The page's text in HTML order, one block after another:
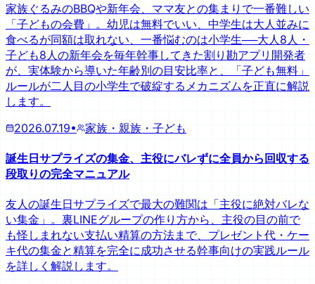
家族ぐるみのBBQや新年会、ママ友との集まりで一番難しい
「子どもの会費」。幼児は無料でいい、中学生は大人並みに
食べるが同額は取れない、一番悩むのは小学生──大人8人・
子ども8人の新年会を毎年幹事してきた割り勘アプリ開発者
が、実体験から導いた年齢別の目安比率と、「子ども無料」
ルールが二人目の小学生で破綻するメカニズムを正直に解説
します。
2026.07.19• 家族・親族・子ども
誕生日サプライズの集金、主役にバレずに全員から回収する
段取りの完全マニュアル
友人の誕生日サプライズで最大の難関は「主役に絶対バレな
い集金」。裏LINEグループの作り方から、主役の目の前で
も怪しまれない支払い精算の方法まで、プレゼント代・ケー
キ代の集金と精算を完全に成功させる幹事向けの実践ルール
を詳しく解説します。